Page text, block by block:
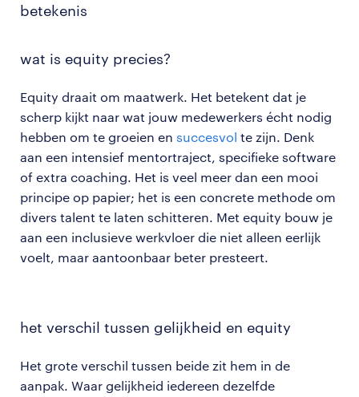
betekenis
wat is equity precies?
Equity draait om maatwerk. Het betekent dat je
scherp kijkt naar wat jouw medewerkers écht nodig
hebben om te groeien en succesvol te zijn. Denk
aan een intensief mentortraject, specifieke software
of extra coaching. Het is veel meer dan een mooi
principe op papier; het is een concrete methode om
divers talent te laten schitteren. Met equity bouw je
aan een inclusieve werkvloer die niet alleen eerlijk
voelt, maar aantoonbaar beter presteert.
het verschil tussen gelijkheid en equity
Het grote verschil tussen beide zit hem in de
aanpak. Waar gelijkheid iedereen dezelfde